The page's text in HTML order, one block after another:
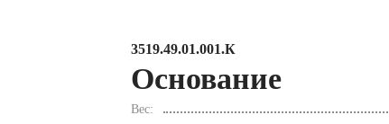
3519.49.01.001.К
Основание
Вес